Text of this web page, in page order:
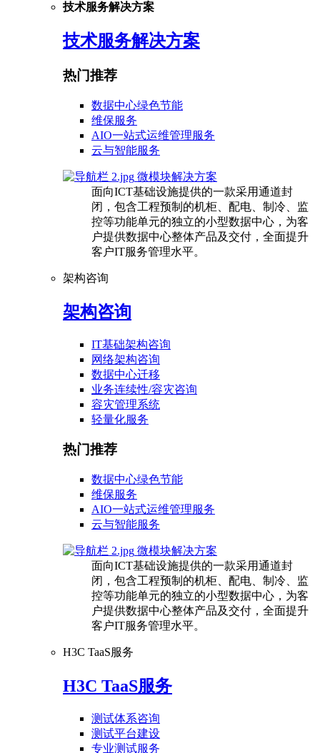
技术服务解决方案
技术服务解决方案
热门推荐
数据中心绿色节能
维保服务
AIO一站式运维管理服务
云与智能服务
微模块解决方案
面向ICT基础设施提供的一款采用通道封
闭，包含工程预制的机柜、配电、制冷、监
控等功能单元的独立的小型数据中心，为客
户提供数据中心整体产品及交付，全面提升
客户IT服务管理水平。
架构咨询
架构咨询
IT基础架构咨询
网络架构咨询
数据中心迁移
业务连续性/容灾咨询
容灾管理系统
轻量化服务
热门推荐
数据中心绿色节能
维保服务
AIO一站式运维管理服务
云与智能服务
微模块解决方案
面向ICT基础设施提供的一款采用通道封
闭，包含工程预制的机柜、配电、制冷、监
控等功能单元的独立的小型数据中心，为客
户提供数据中心整体产品及交付，全面提升
客户IT服务管理水平。
H3C TaaS服务
H3C TaaS服务
测试体系咨询
测试平台建设
专业测试服务